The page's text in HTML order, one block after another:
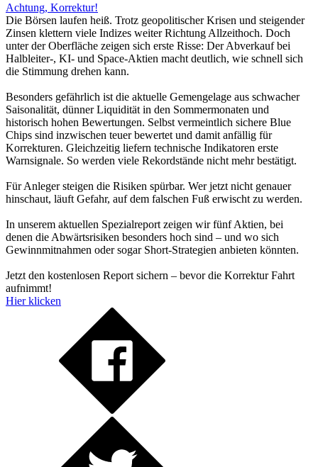
Achtung, Korrektur!
Die Börsen laufen heiß. Trotz geopolitischer Krisen und steigender
Zinsen klettern viele Indizes weiter Richtung Allzeithoch. Doch
unter der Oberfläche zeigen sich erste Risse: Der Abverkauf bei
Halbleiter-, KI- und Space-Aktien macht deutlich, wie schnell sich
die Stimmung drehen kann.
Besonders gefährlich ist die aktuelle Gemengelage aus schwacher
Saisonalität, dünner Liquidität in den Sommermonaten und
historisch hohen Bewertungen. Selbst vermeintlich sichere Blue
Chips sind inzwischen teuer bewertet und damit anfällig für
Korrekturen. Gleichzeitig liefern technische Indikatoren erste
Warnsignale. So werden viele Rekordstände nicht mehr bestätigt.
Für Anleger steigen die Risiken spürbar. Wer jetzt nicht genauer
hinschaut, läuft Gefahr, auf dem falschen Fuß erwischt zu werden.
In unserem aktuellen Spezialreport zeigen wir fünf Aktien, bei
denen die Abwärtsrisiken besonders hoch sind – und wo sich
Gewinnmitnahmen oder sogar Short-Strategien anbieten könnten.
Jetzt den kostenlosen Report sichern – bevor die Korrektur Fahrt
aufnimmt!
Hier klicken